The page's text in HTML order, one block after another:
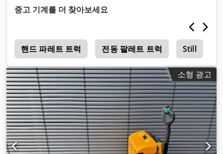
중고 기계를 더 찾아보세요
핸드 파레트 트럭 전동 팔레트 트럭 Still
소형 광고